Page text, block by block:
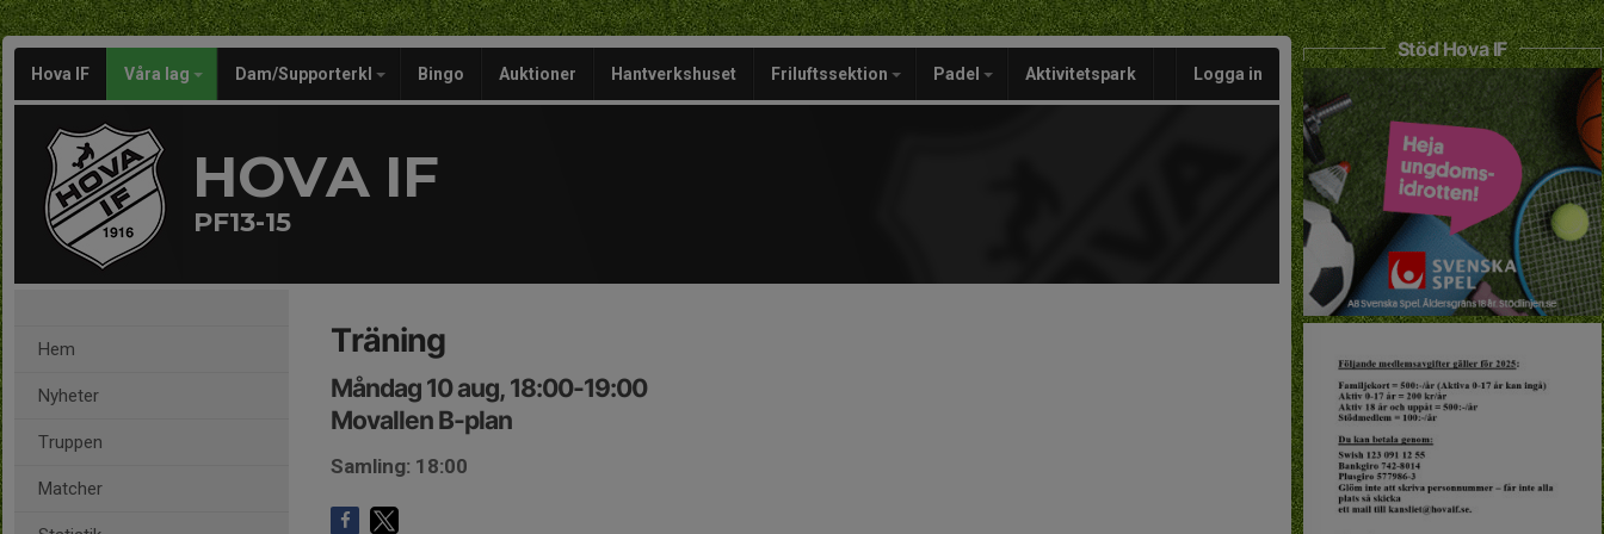
Hova IF Våra lag Dam/Supporterkl Bingo Auktioner Hantverkshuset Friluftssektion Padel Aktivitetspark Logga in
HOVA IF
PF13-15
Hem
Nyheter
Truppen
Matcher
Träning
Måndag 10 aug, 18:00-19:00
Movallen B-plan
Samling: 18:00
Stöd Hova IF